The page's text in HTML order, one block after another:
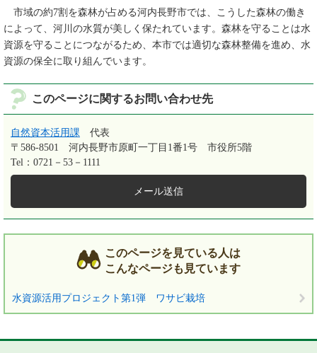
市域の約7割を森林が占める河内長野市では、こうした森林の働き
によって、河川の水質が美しく保たれています。森林を守ることは水
資源を守ることにつながるため、本市では適切な森林整備を進め、水
資源の保全に取り組んでいます。
このページに関するお問い合わせ先
自然資本活用課
代表
〒586-8501
河内長野市原町一丁目1番1号 市役所5階
Tel：0721－53－1111
メール送信
このページを見ている人は
こんなページも見ています
水資源活用プロジェクト第1弾 ワサビ栽培